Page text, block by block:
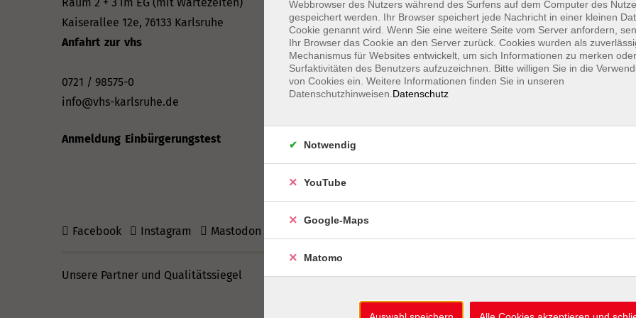
Kaiserallee 12e, 76133 Karlsruhe
Anfahrt zur vhs
0721 / 98575-0
info@vhs-karlsruhe.de
Anmeldung Einbürgerungstest
Do: 13–16 Uhr
Fr: 09–12 Uhr
Telefonzeiten
Mo & Mi & Fr: 09–12 Uhr
Facebook Instagram Mastodon
Beratung
Beratung zu
Prüfungen &
Ermäßigungen
Mein Konto
Unsere Partner und Qualitätssiegel
Webbrowser des Nutzers während des Surfens auf dem Computer des
gespeichert werden. Ihr Browser speichert jede Nachricht in einer kleinen
Cookie genannt wird. Wenn Sie eine weitere Seite vom Server anfordern,
Ihr Browser das Cookie an den Server zurück. Cookies wurden als
Mechanismus für Websites entwickelt, um sich Informationen zu merken
Surfaktivitäten des Benutzers aufzuzeichnen. Bitte willigen Sie in die
von Cookies ein. Weitere Informationen finden Sie in unseren
Datenschutzhinweisen. Datenschutz
Notwendig
YouTube
Google-Maps
Matomo